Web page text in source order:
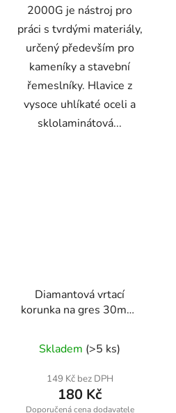
2000G je nástroj pro
práci s tvrdými materiály,
určený především pro
kameníky a stavební
řemeslníky. Hlavice z
vysoce uhlíkaté oceli a
sklolaminátová...
Diamantová vrtací
korunka na gres 30mm,
Skladem (>5 ks)
149 Kč bez DPH
180 Kč